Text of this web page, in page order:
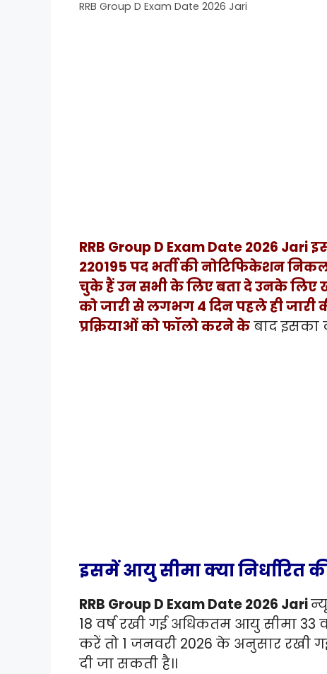
RRB Group D Exam Date 2026 Jari
RRB Group D Exam Date 2026
220195 पद भर्ती की नोटिफिकेशन
चुके हैं उन सभी के लिए बता दे उनके लिए
को जारी से लगभग 4 दिन पहले ही जारी
प्रक्रियाओं को फॉलो करने केबाद इसका
इसमें आयु सीमा क्या निर्धारित
RRB Group D Exam Date 2026 Jari
18 वर्ष रखी गई अधिकतम आयु सीमा 33
करें तो 1 जनवरी 2026 के अनुसार रखी
दी जा सकती है।।